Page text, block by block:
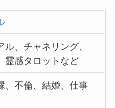
ル、チャネリング、
霊感タロットなど
、不倫、結婚、仕事